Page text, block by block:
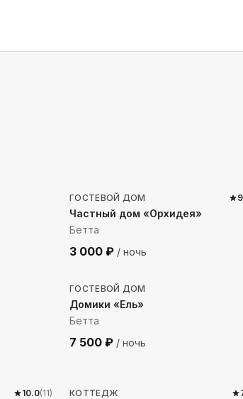
ГОСТЕВОЙ ДОМ
Частный дом «Орхидея»
Бетта
3 000 ₽ / ночь
1982 м до моря
ГОСТЕВОЙ ДОМ
Домики «Ель»
Бетта
7 500 ₽ / ночь
10.0(11) КОТТЕДЖ